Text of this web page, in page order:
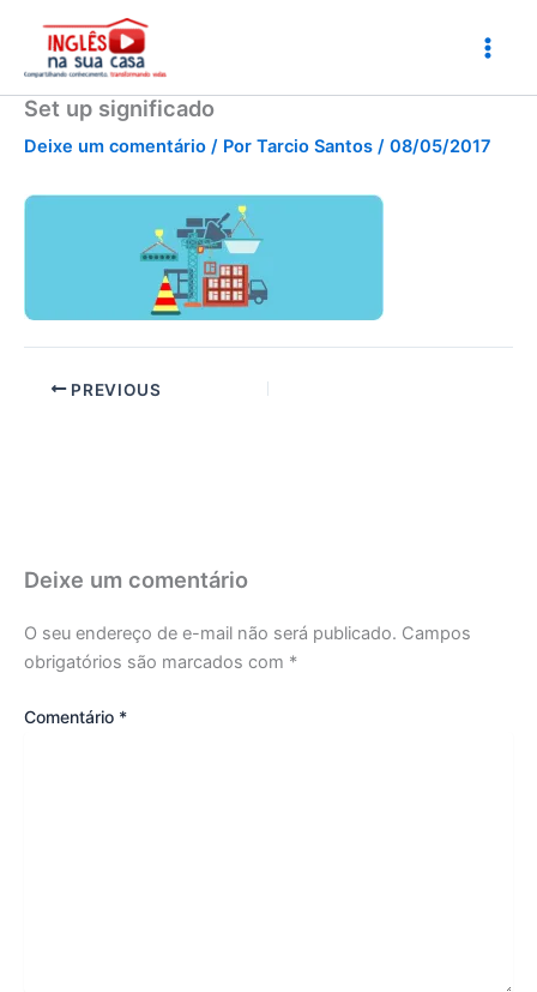
conteúdo
Set up significado
Deixe um comentário / Por Tarcio Santos / 08/05/2017
PREVIOUS
Deixe um comentário
O seu endereço de e-mail não será publicado. Campos
obrigatórios são marcados com *
Comentário *